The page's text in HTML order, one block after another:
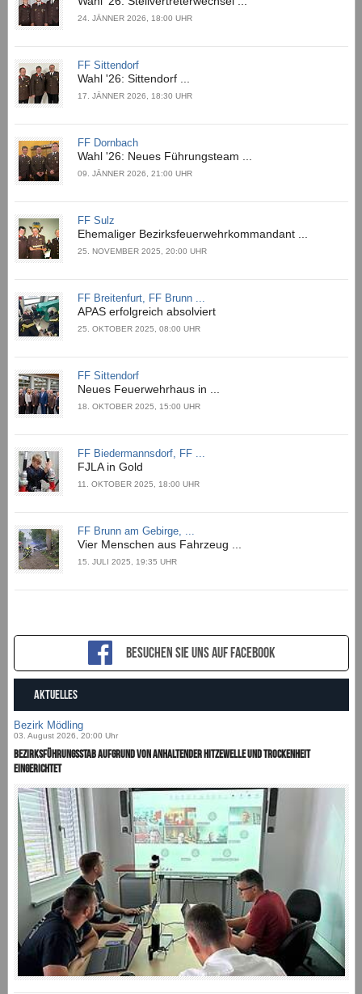
24. JÄNNER 2026, 18:00 UHR
FF Sittendorf
Wahl '26: Sittendorf ...
17. JÄNNER 2026, 18:30 UHR
FF Dornbach
Wahl '26: Neues Führungsteam ...
09. JÄNNER 2026, 21:00 UHR
FF Sulz
Ehemaliger Bezirksfeuerwehrkommandant ...
25. NOVEMBER 2025, 20:00 UHR
FF Breitenfurt, FF Brunn ...
APAS erfolgreich absolviert
25. OKTOBER 2025, 08:00 UHR
FF Sittendorf
Neues Feuerwehrhaus in ...
18. OKTOBER 2025, 15:00 UHR
FF Biedermannsdorf, FF ...
FJLA in Gold
11. OKTOBER 2025, 18:00 UHR
FF Brunn am Gebirge, ...
Vier Menschen aus Fahrzeug ...
15. JULI 2025, 19:35 UHR
Besuchen sie uns auf Facebook
AKTUELLES
Bezirk Mödling
03. August 2026, 20:00 Uhr
Bezirksführungsstab aufgrund von anhaltender Hitzewelle und Trockenheit
eingerichtet